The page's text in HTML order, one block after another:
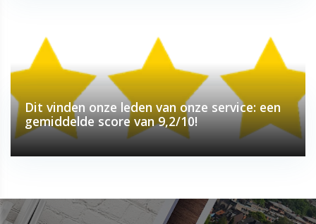
Dit vinden onze leden van onze service: een
gemiddelde score van 9,2/10!